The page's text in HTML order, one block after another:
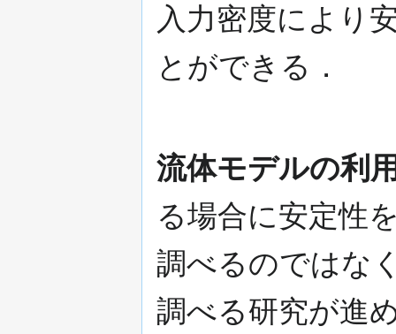
入力密度により
とができる．
流体モデルの利
る場合に安定性
調べるのではな
調べる研究が進